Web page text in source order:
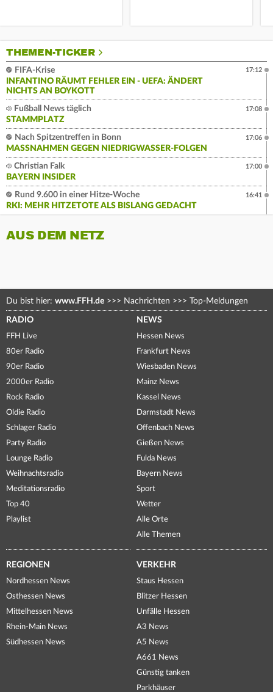
THEMEN-TICKER
FIFA-Krise
INFANTINO RÄUMT FEHLER EIN - UEFA: ÄNDERT
NICHTS AN BOYKOTT
17:12
Fußball News täglich
STAMMPLATZ
17:08
Nach Spitzentreffen in Bonn
MASSNAHMEN GEGEN NIEDRIGWASSER-FOLGEN
17:06
Christian Falk
BAYERN INSIDER
17:00
Rund 9.600 in einer Hitze-Woche
RKI: MEHR HITZETOTE ALS BISLANG GEDACHT
16:41
AUS DEM NETZ
Du bist hier: www.FFH.de >>> Nachrichten >>> Top-Meldungen
RADIO
FFH Live
80er Radio
90er Radio
2000er Radio
Rock Radio
Oldie Radio
Schlager Radio
Party Radio
Lounge Radio
Weihnachtsradio
Meditationsradio
Top 40
Playlist
NEWS
Hessen News
Frankfurt News
Wiesbaden News
Mainz News
Kassel News
Darmstadt News
Offenbach News
Gießen News
Fulda News
Bayern News
Sport
Wetter
Alle Orte
Alle Themen
REGIONEN
Nordhessen News
Osthessen News
Mittelhessen News
Rhein-Main News
Südhessen News
VERKEHR
Staus Hessen
Blitzer Hessen
Unfälle Hessen
A3 News
A5 News
A661 News
Günstig tanken
Parkhäuser